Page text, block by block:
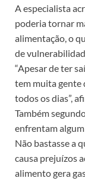
A especialista
poderia tornar
alimentação, o
de
“Apesar de ter
tem muita gente
todos os dias”,
Também
enfrentam
Não bastasse a
causa prejuízos
alimento gera